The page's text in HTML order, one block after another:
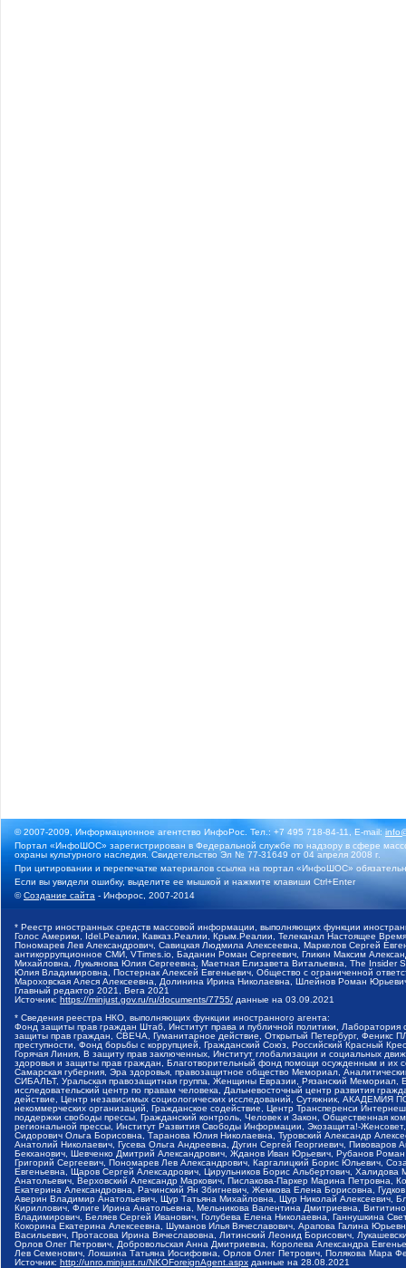
© 2007-2009, Информационное агентство ИнфоРос. Тел.: +7 495 718-84-11, E-mail:
Портал «ИнфоШОС» зарегистрирован в Федеральной службе по надзору в сфере
охраны культурного наследия. Свидетельство Эл № 77-31649 от 04 апреля 2008 г.
При цитировании и перепечатке материалов ссылка на портал «ИнфоШОС»
Если вы увидели ошибку, выделите ее мышкой и нажмите клавиши Ctrl+Enter
©Создание сайта - Инфорос, 2007-2014
* Реестр иностранных средств массовой информации, выполняющих функции
Голос Америки, Idel.Реалии, Кавказ.Реалии, Крым.Реалии, Телеканал Настоящее
Пономарев Лев Александрович, Савицкая Людмила Алексеевна, Маркелов Сергей
антикоррупционное СМИ, VTimes.io, Баданин Роман Сергеевич, Гликин Максим
Михайловна, Лукьянова Юлия Сергеевна, Маетная Елизавета Витальевна, The
Юлия Владимировна, Постернак Алексей Евгеньевич, Общество с ограниченной
Мароховская Алеся Алексеевна, Долинина Ирина Николаевна, Шлейнов Роман
Главный редактор 2021, Вега 2021
Источник: https://minjust.gov.ru/ru/documents/7755/ данные на 03.09.2021
* Сведения реестра НКО, выполняющих функции иностранного агента:
Фонд защиты прав граждан Штаб, Институт права и публичной политики,
защиты прав граждан, СВЕЧА, Гуманитарное действие, Открытый Петербург, Феникс
преступности, Фонд борьбы с коррупцией, Гражданский Союз, Российский Красный
Горячая Линия, В защиту прав заключенных, Институт глобализации и социальных
здоровья и защиты прав граждан, Благотворительный фонд помощи осужденным и их
Самарская губерния, Эра здоровья, правозащитное общество Мемориал,
СИБАЛЬТ, Уральская правозащитная группа, Женщины Евразии, Рязанский
исследовательский центр по правам человека, Дальневосточный центр развития
действие, Центр независимых социологических исследований, Сутяжник,
некоммерческих организаций, Гражданское содействие, Центр Трансперенси
поддержки свободы прессы, Гражданский контроль, Человек и Закон, Общественная
региональной прессы, Институт Развития Свободы Информации, Экозащита!-
Сидорович Ольга Борисовна, Таранова Юлия Николаевна, Туровский Александр
Анатолий Николаевич, Гусева Ольга Андреевна, Дугин Сергей Георгиевич,
Бекханович, Шевченко Дмитрий Александрович, Жданов Иван Юрьевич, Рубанов
Григорий Сергеевич, Пономарев Лев Александрович, Каргалицкий Борис Юльевич,
Евгеньевна, Щаров Сергей Алексадрович, Цирульников Борис Альбертович,
Анатольевич, Верховский Александр Маркович, Пислакова-Паркер Марина Петровна,
Екатерина Александровна, Рачинский Ян Збигневич, Жемкова Елена Борисовна,
Аверин Владимир Анатольевич, Щур Татьяна Михайловна, Щур Николай Алексеевич,
Кириллович, Флиге Ирина Анатольевна, Мельникова Валентина Дмитриевна,
Владимирович, Беляев Сергей Иванович, Голубева Елена Николаевна, Ганнушкина
Кокорина Екатерина Алексеевна, Шуманов Илья Вячеславович, Арапова Галина
Васильевич, Протасова Ирина Вячеславовна, Литинский Леонид Борисович,
Орлов Олег Петрович, Добровольская Анна Дмитриевна, Королева Александра
Лев Семенович, Локшина Татьяна Иосифовна, Орлов Олег Петрович, Полякова Мара
Источник: http://unro.minjust.ru/NKOForeignAgent.aspx данные на 28.08.2021